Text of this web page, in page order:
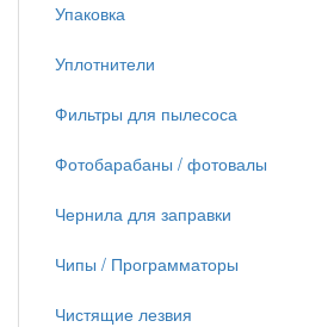
Упаковка
Уплотнители
Фильтры для пылесоса
Фотобарабаны / фотовалы
Чернила для заправки
Чипы / Программаторы
Чистящие лезвия